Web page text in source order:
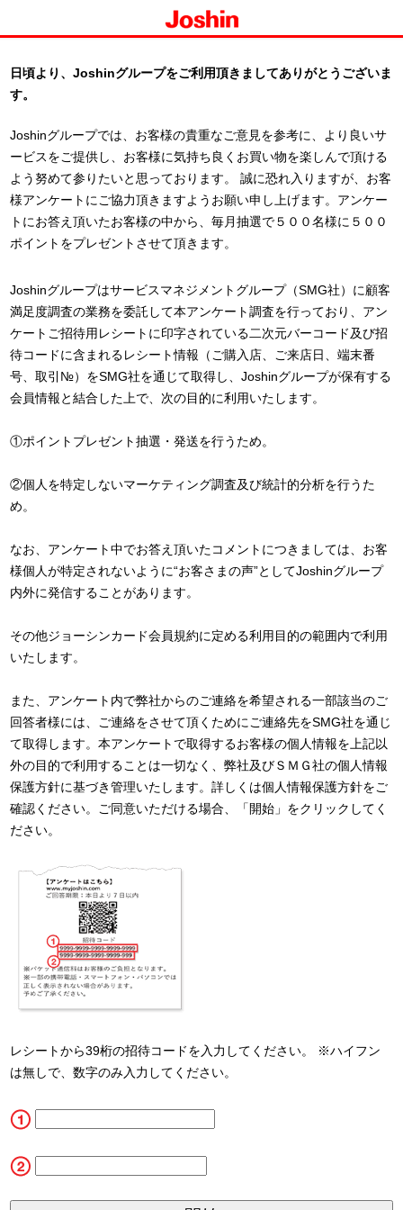
日頃より、Joshinグループをご利用頂きましてありがとうございま
す。
Joshinグループでは、お客様の貴重なご意見を参考に、より良いサ
ービスをご提供し、お客様に気持ち良くお買い物を楽しんで頂ける
よう努めて参りたいと思っております。 誠に恐れ入りますが、お客
様アンケートにご協力頂きますようお願い申し上げます。アンケー
トにお答え頂いたお客様の中から、毎月抽選で５００名様に５００
ポイントをプレゼントさせて頂きます。
Joshinグループはサービスマネジメントグループ（SMG社）に顧客
満足度調査の業務を委託して本アンケート調査を行っており、アン
ケートご招待用レシートに印字されている二次元バーコード及び招
待コードに含まれるレシート情報（ご購入店、ご来店日、端末番
号、取引№）をSMG社を通じて取得し、Joshinグループが保有する
会員情報と結合した上で、次の目的に利用いたします。
①ポイントプレゼント抽選・発送を行うため。
②個人を特定しないマーケティング調査及び統計的分析を行うた
め。
なお、アンケート中でお答え頂いたコメントにつきましては、お客
様個人が特定されないように“お客さまの声”としてJoshinグループ
内外に発信することがあります。
その他ジョーシンカード会員規約に定める利用目的の範囲内で利用
いたします。
また、アンケート内で弊社からのご連絡を希望される一部該当のご
回答者様には、ご連絡をさせて頂くためにご連絡先をSMG社を通じ
て取得します。本アンケートで取得するお客様の個人情報を上記以
外の目的で利用することは一切なく、弊社及びＳＭＧ社の個人情報
保護方針に基づき管理いたします。詳しくは個人情報保護方針をご
確認ください。ご同意いただける場合、「開始」をクリックしてく
ださい。
レシートから39桁の招待コードを入力してください。 ※ハイフン
は無しで、数字のみ入力してください。